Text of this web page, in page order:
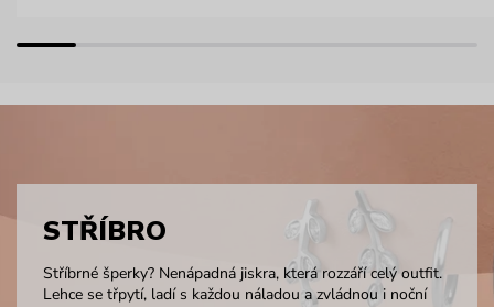
STŘÍBRO
Stříbrné šperky? Nenápadná jiskra, která rozzáří celý outfit.
Lehce se třpytí, ladí s každou náladou a zvládnou i noční